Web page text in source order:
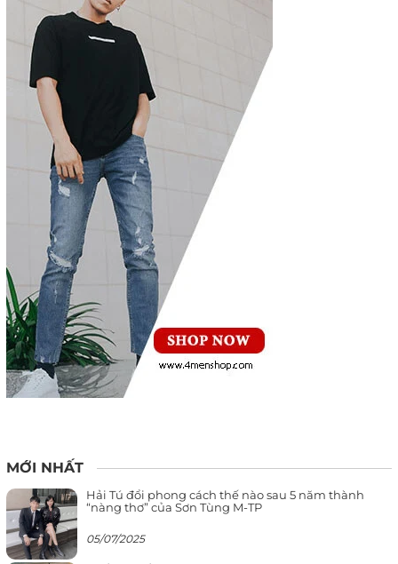
MỚI NHẤT
Hải Tú đổi phong cách thế nào sau 5 năm thành
“nàng thơ” của Sơn Tùng M-TP
05/07/2025